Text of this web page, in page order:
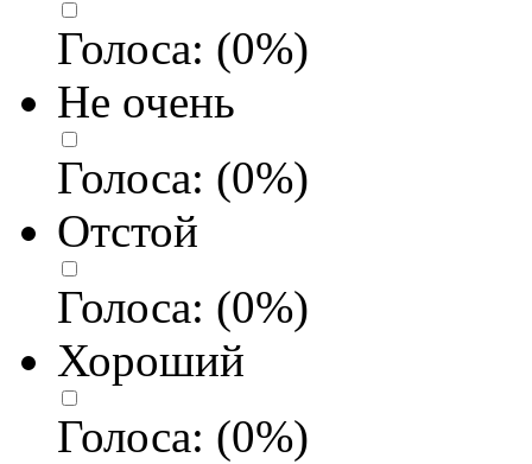
Голоса: (0%)
Не очень
Голоса: (0%)
Отстой
Голоса: (0%)
Хороший
Голоса: (0%)